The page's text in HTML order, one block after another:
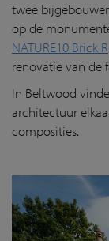
twee
op de
NATURE10 Brick R
renovatie van de
In Beltwood
architectuur
composities.